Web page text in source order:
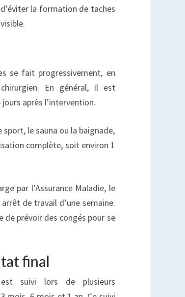
la formation de taches
se fait progressivement, en
En général, il est
après l’intervention.
le sauna ou la baignade,
complète, soit environ 1
par l’Assurance Maladie, le
de travail d’une semaine.
de prévoir des congés pour se
final
suivi lors de plusieurs